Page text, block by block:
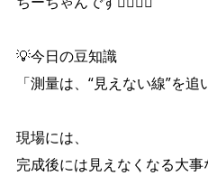
💡今日の豆知識
「測量は、“見えない線”を追
現場には、
完成後には見えなくなる大